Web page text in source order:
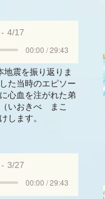
4/17
00:00 / 29:43
地震を振り返りま
た当時のエピソー
心血を注がれた弟
いおきべ まこ
します。
3/27
00:00 / 29:43